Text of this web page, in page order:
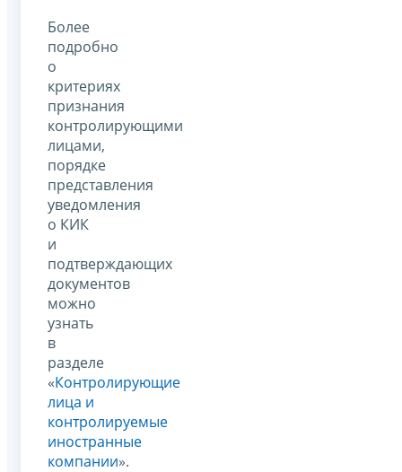
Более
подробно
о
критериях
признания
контролирующими
лицами,
порядке
представления
уведомления
о КИК
и
подтверждающих
документов
можно
узнать
в
разделе
«Контролирующие
лица и
контролируемые
иностранные
компании».